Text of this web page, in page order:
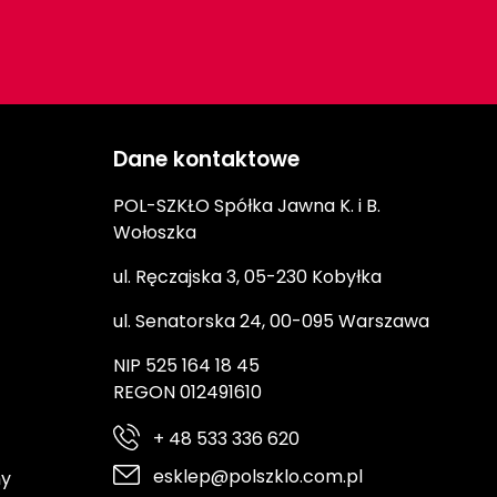
Dane kontaktowe
POL-SZKŁO Spółka Jawna K. i B.
Wołoszka
ul. Ręczajska 3, 05-230 Kobyłka
ul. Senatorska 24, 00-095 Warszawa
NIP 525 164 18 45
REGON 012491610
+ 48 533 336 620
esklep@polszklo.com.pl